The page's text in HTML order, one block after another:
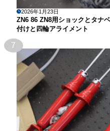
2026年1月23日
ZN6 86 ZN8用ショックとタナ
付けと四輪アライメント
7